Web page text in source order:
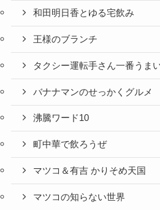
和田明日香とゆる宅飲み
王様のブランチ
タクシー運転手さん一番うま
バナナマンのせっかくグルメ
沸騰ワード10
町中華で飲ろうぜ
マツコ＆有吉 かりそめ天国
マツコの知らない世界